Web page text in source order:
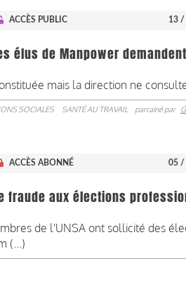
ACCÈS PUBLIC 13 /
élus de Manpower
mais la direction ne
SOCIALES SANTÉ AU TRAVAIL parrainé par
ACCÈS ABONNÉ 05 /
fraude aux élections
de l'UNSA ont sollicité des
(...)